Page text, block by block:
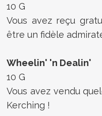
10 G
Vous avez reçu
être un fidèle
Wheelin' 'n Dealin'
10 G
Vous avez vendu
Kerching !